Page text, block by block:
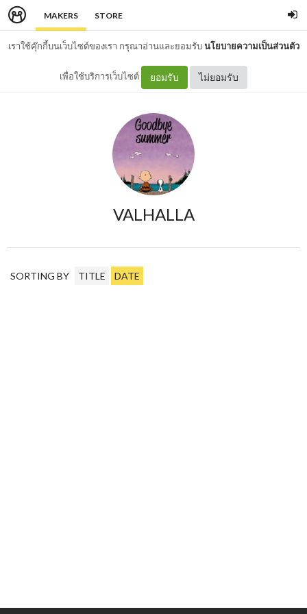
MAKERS STORE
เราใช้คุ๊กกี้บนเว็บไซต์ของเรา กรุณาอ่านและยอมรับนโยบายความเป็นส่วนตัว
เพื่อใช้บริการเว็บไซต์ ยอมรับ ไม่ยอมรับ
VALHALLA
SORTING BY TITLE DATE